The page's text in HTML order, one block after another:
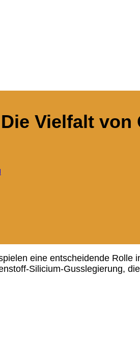
Vielfalt von
eine entscheidende Rolle
Silicium-Gusslegierung,